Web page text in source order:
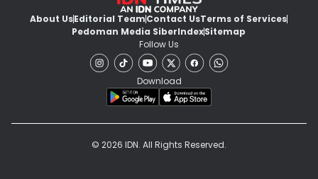
About UsEditorial TeamContact UsTerms of Services
Pedoman Media SiberIndexSitemap
Follow Us
Download
© 2026 IDN. All Rights Reserved.